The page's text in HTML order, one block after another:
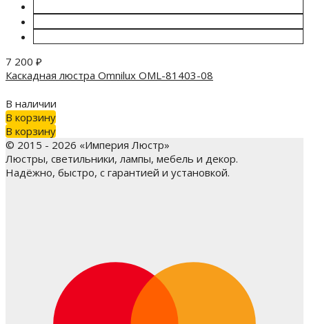
7 200 ₽
Каскадная люстра Omnilux OML-81403-08
В наличии
В корзину
В корзину
© 2015 - 2026 «Империя Люстр»
Люстры, светильники, лампы, мебель и декор.
Надёжно, быстро, с гарантией и установкой.